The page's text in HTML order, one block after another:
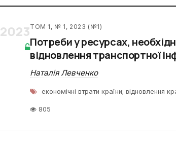
2023ТОМ 1, № 1, 2023 (№1)
Потреби у ресурсах,
відновлення транспортної
Наталія Левченко
економічні втрати країни; відновлення
805